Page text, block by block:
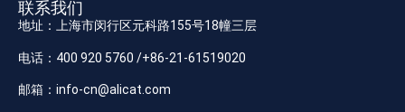
联系我们
地址：上海市闵行区元科路155号18幢三层
电话：400 920 5760 /+86-21-61519020
邮箱：info-cn@alicat.com